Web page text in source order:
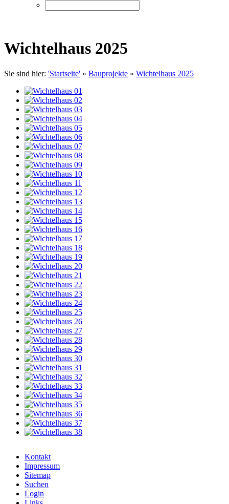
Wichtelhaus 2025
Sie sind hier: 'Startseite' » Bauprojekte » Wichtelhaus 2025
Kontakt
Impressum
Sitemap
Suchen
Login